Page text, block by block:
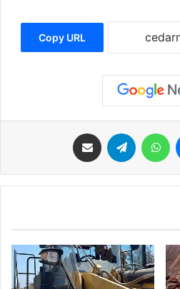
Copy URL
ماسنجر واتساب تيلقرام